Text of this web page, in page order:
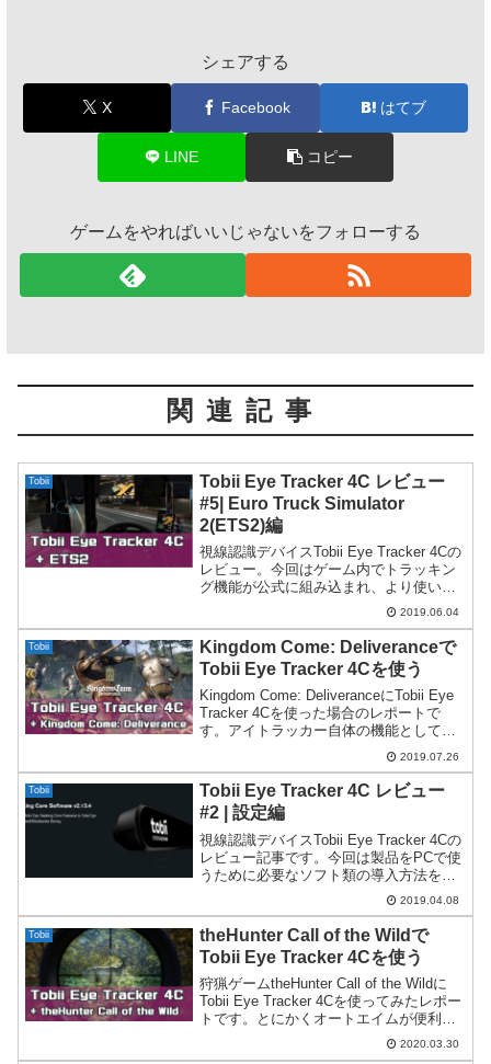
シェアする
X Facebook はてブ
LINE コピー
ゲームをやればいいじゃないをフォローする
関連記事
Tobii
Tobii Eye Tracker 4C レビュー
#5| Euro Truck Simulator
2(ETS2)編
視線認識デバイスTobii Eye Tracker 4Cの
レビュー。今回はゲーム内でトラッキン
グ機能が公式に組み込まれ、より使いや
すくなったEuro Truck Simulator 2(ETS2)
2019.06.04
Tobii
Kingdom Come: Deliveranceで
Tobii Eye Tracker 4Cを使う
Kingdom Come: DeliveranceにTobii Eye
Tracker 4Cを使った場合のレポートで
す。アイトラッカー自体の機能としては
便利に思えるのですが、行動選択肢が絡
むと途端に使いにくいという難点があり
ます。
2019.07.26
Tobii
Tobii Eye Tracker 4C レビュー
#2 | 設定編
視線認識デバイスTobii Eye Tracker 4Cの
レビュー記事です。今回は製品をPCで使
うために必要なソフト類の導入方法を紹
介します。ドライバ、ゲームハブ、視線
移動先のモニター描画という3つが必須と
なります。
2019.04.08
Tobii
theHunter Call of the Wildで
Tobii Eye Tracker 4Cを使う
狩猟ゲームtheHunter Call of the Wildに
Tobii Eye Tracker 4Cを使ってみたレポー
トです。とにかくオートエイムが便利
で、獲物に照準を合わせるのが楽になり
2020.03.30